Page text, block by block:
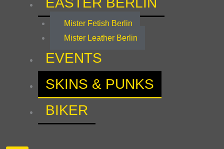
Mister Fetish Berlin
Mister Leather Berlin
EVENTS
SKINS & PUNKS
BIKER